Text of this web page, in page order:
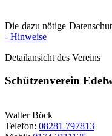
Die dazu nötige
- Hinweise
Detailansicht des Vereins
Schützenverein
Walter Böck
Telefon: 08281 797813